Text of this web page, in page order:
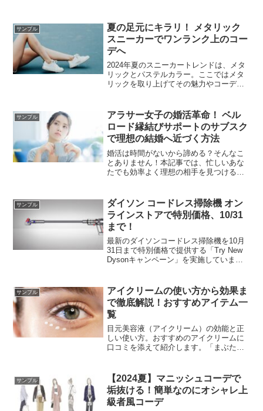
サンプル
夏の足元にキラリ！ メタリック
スニーカーでワンランク上のコー
デへ
2024年夏のスニーカートレンドは、メタ
リックとパステルカラー。ここではメタ
リックを取り上げてその魅力やコーデに
ったりのアイテム。
サンプル
アラサー女子の婚活革命！ ベル
ロード縁結びサポートのサブスク
で理想の結婚へ近づく方法
婚活は時間がないから諦める？そんなこ
とありません！本記事では、忙しいあな
たでも効率よく理想の相手を見つけるた
サンプル
ダイソン コードレス掃除機 オン
ラインストアで特別価格、10/31
まで！
最新のダイソンコードレス掃除機を10月
31日まで特別価格で提供する「Try New
Dysonキャンペーン」を実施していま
ョップへ！ 公式キャンペーンサイトカテ
ゴリーD...
サンプル
アイクリームの使い方から効果ま
で徹底解説！おすすめアイテム一
覧
目元美容液（アイクリーム）の効能と正
しい使い方。おすすめのアイクリームに
口コミを添えて紹介します。「まぶたの
サンプル
【2024夏】マニッシュコーデで
垢抜ける！簡単なのにオシャレ上
級者風コーデ